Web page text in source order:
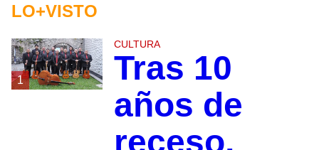
LO+VISTO
1
CULTURA
Tras 10
años de
receso,